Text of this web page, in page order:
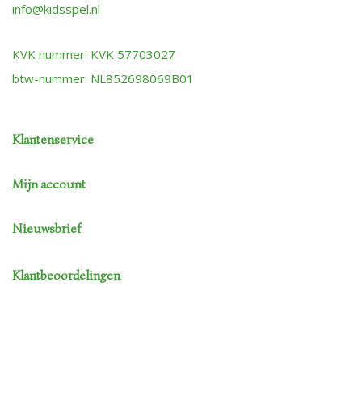
info@kidsspel.nl
KVK nummer: KVK 57703027
btw-nummer: NL852698069B01
Klantenservice
Mijn account
Nieuwsbrief
Klantbeoordelingen